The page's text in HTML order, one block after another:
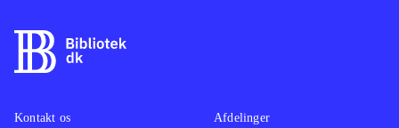
Kontakt os
Afdelinger